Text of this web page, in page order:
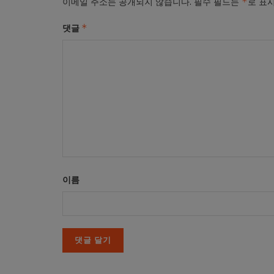
이메일 주소는 공개되지 않습니다. 필수 필드는 로 표
댓글 *
이름